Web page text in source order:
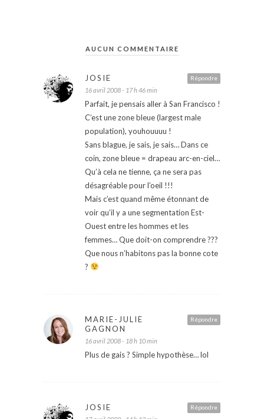
AUCUN COMMENTAIRE
Répondre
JOSIE
16 avril 2008 - 17 h 46 min
Parfait, je pensais aller à San Francisco !
C’est une zone bleue (largest male
population), youhouuuu !
Sans blague, je sais, je sais… Dans ce
coin, zone bleue = drapeau arc-en-ciel…
Qu’à cela ne tienne, ça ne sera pas
désagréable pour l’oeil !!!
Mais c’est quand même étonnant de
voir qu’il y a une segmentation Est-
Ouest entre les hommes et les
femmes… Que doit-on comprendre ???
Que nous n’habitons pas la bonne cote
?
Répondre
MARIE-JULIE
GAGNON
16 avril 2008 - 18 h 10 min
Plus de gais ? Simple hypothèse… lol
Répondre
JOSIE